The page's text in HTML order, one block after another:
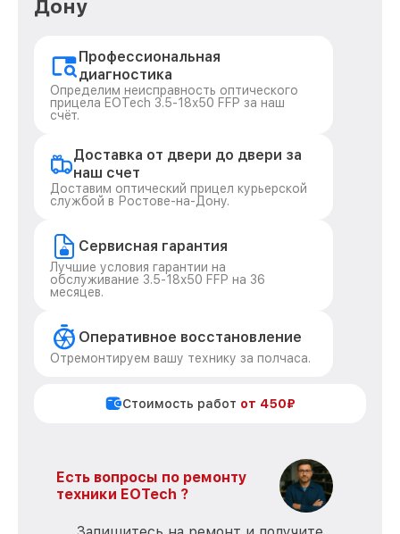
Дону
Профессиональная
диагностика
Определим неисправность оптического
прицела EOTech 3.5-18x50 FFP за наш
счёт.
Доставка от двери до двери за
наш счет
Доставим оптический прицел курьерской
службой в Ростове-на-Дону.
Сервисная гарантия
Лучшие условия гарантии на
обслуживание 3.5-18x50 FFP на 36
месяцев.
Оперативное восстановление
Отремонтируем вашу технику за полчаса.
Стоимость работ от 450₽
Есть вопросы по ремонту
техники EOTech ?